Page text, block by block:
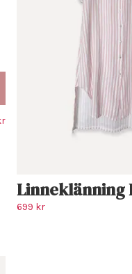
Linneklänning
699 kr